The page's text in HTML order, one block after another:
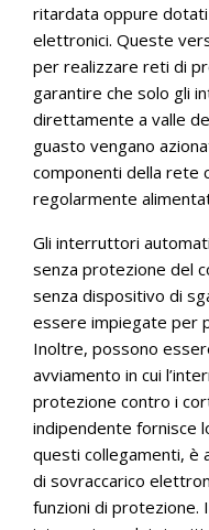
ritardata oppure
elettronici. Queste
per realizzare reti di
garantire che solo gli
direttamente a valle
guasto vengano
componenti della rete
regolarmente
Gli interruttori
senza protezione del
senza dispositivo di
essere impiegate per
Inoltre, possono
avviamento in cui
protezione contro i
indipendente fornisce
questi collegamenti, è
di sovraccarico
funzioni di protezione.